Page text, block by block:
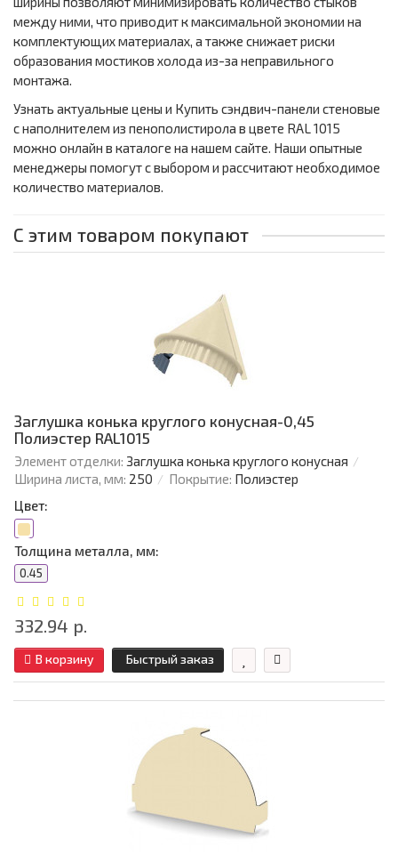
между ними, что приводит к максимальной экономии на
комплектующих материалах, а также снижает риски
образования мостиков холода из-за неправильного
монтажа.
Узнать актуальные цены и Купить сэндвич-панели стеновые
с наполнителем из пенополистирола в цвете RAL 1015
можно онлайн в каталоге на нашем сайте. Наши опытные
менеджеры помогут с выбором и рассчитают необходимое
количество материалов.
С этим товаром покупают
Заглушка конька круглого конусная-0,45
Полиэстер RAL1015
Элемент отделки: Заглушка конька круглого конусная
Ширина листа, мм: 250 Покрытие: Полиэстер
Цвет:
Толщина металла, мм:
0.45
332.94 р.
В корзину Быстрый заказ